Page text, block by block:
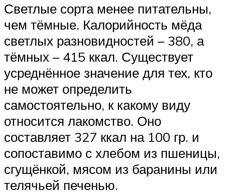
Светлые сорта менее питательны,
чем тёмные. Калорийность мёда
светлых разновидностей – 380, а
тёмных – 415 ккал. Существует
усреднённое значение для тех, кто
не может определить
самостоятельно, к какому виду
относится лакомство. Оно
составляет 327 ккал на 100 гр. и
сопоставимо с хлебом из пшеницы,
сгущёнкой, мясом из баранины или
телячьей печенью.